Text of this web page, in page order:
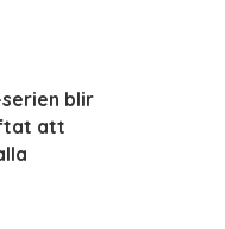
serien blir
att